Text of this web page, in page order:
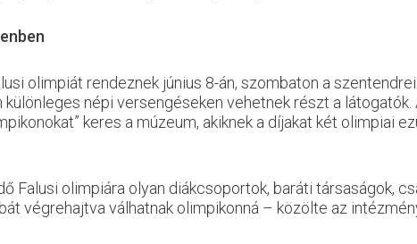
olimpiát rendeznek június 8-án, szombaton a
népi versengéseken vehetnek részt a
keres a múzeum, akiknek a díjakat két olimpiai
Falusi olimpiára olyan diákcsoportok, baráti társaságok,
végrehajtva válhatnak olimpikonná – közölte az